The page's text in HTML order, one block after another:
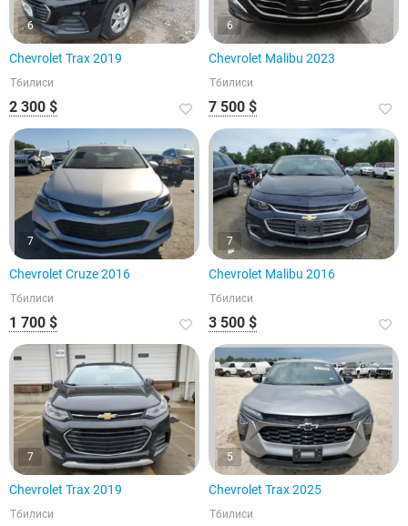
6
Chevrolet Trax 2019
Тбилиси
2 300 $
6
Chevrolet Malibu 2023
Тбилиси
7 500 $
7
Chevrolet Cruze 2016
Тбилиси
1 700 $
7
Chevrolet Malibu 2016
Тбилиси
3 500 $
7
Chevrolet Trax 2019
Тбилиси
5
Chevrolet Trax 2025
Тбилиси